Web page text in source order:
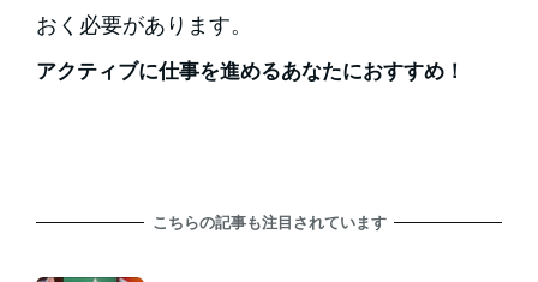
おく必要があります。
アクティブに仕事を進めるあなたにおすすめ！
こちらの記事も注目されています